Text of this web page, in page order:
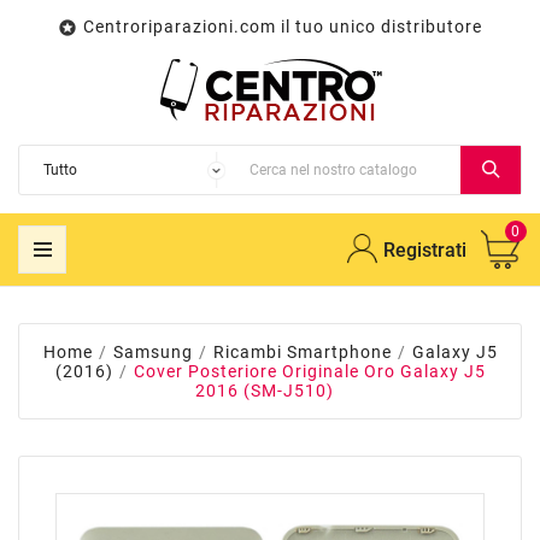
 Centroriparazioni.com il tuo unico distributore
Registrati
0
Home Samsung Ricambi Smartphone
Galaxy J5
(2016)
Cover Posteriore Originale Oro Galaxy J5
2016 (SM-J510)